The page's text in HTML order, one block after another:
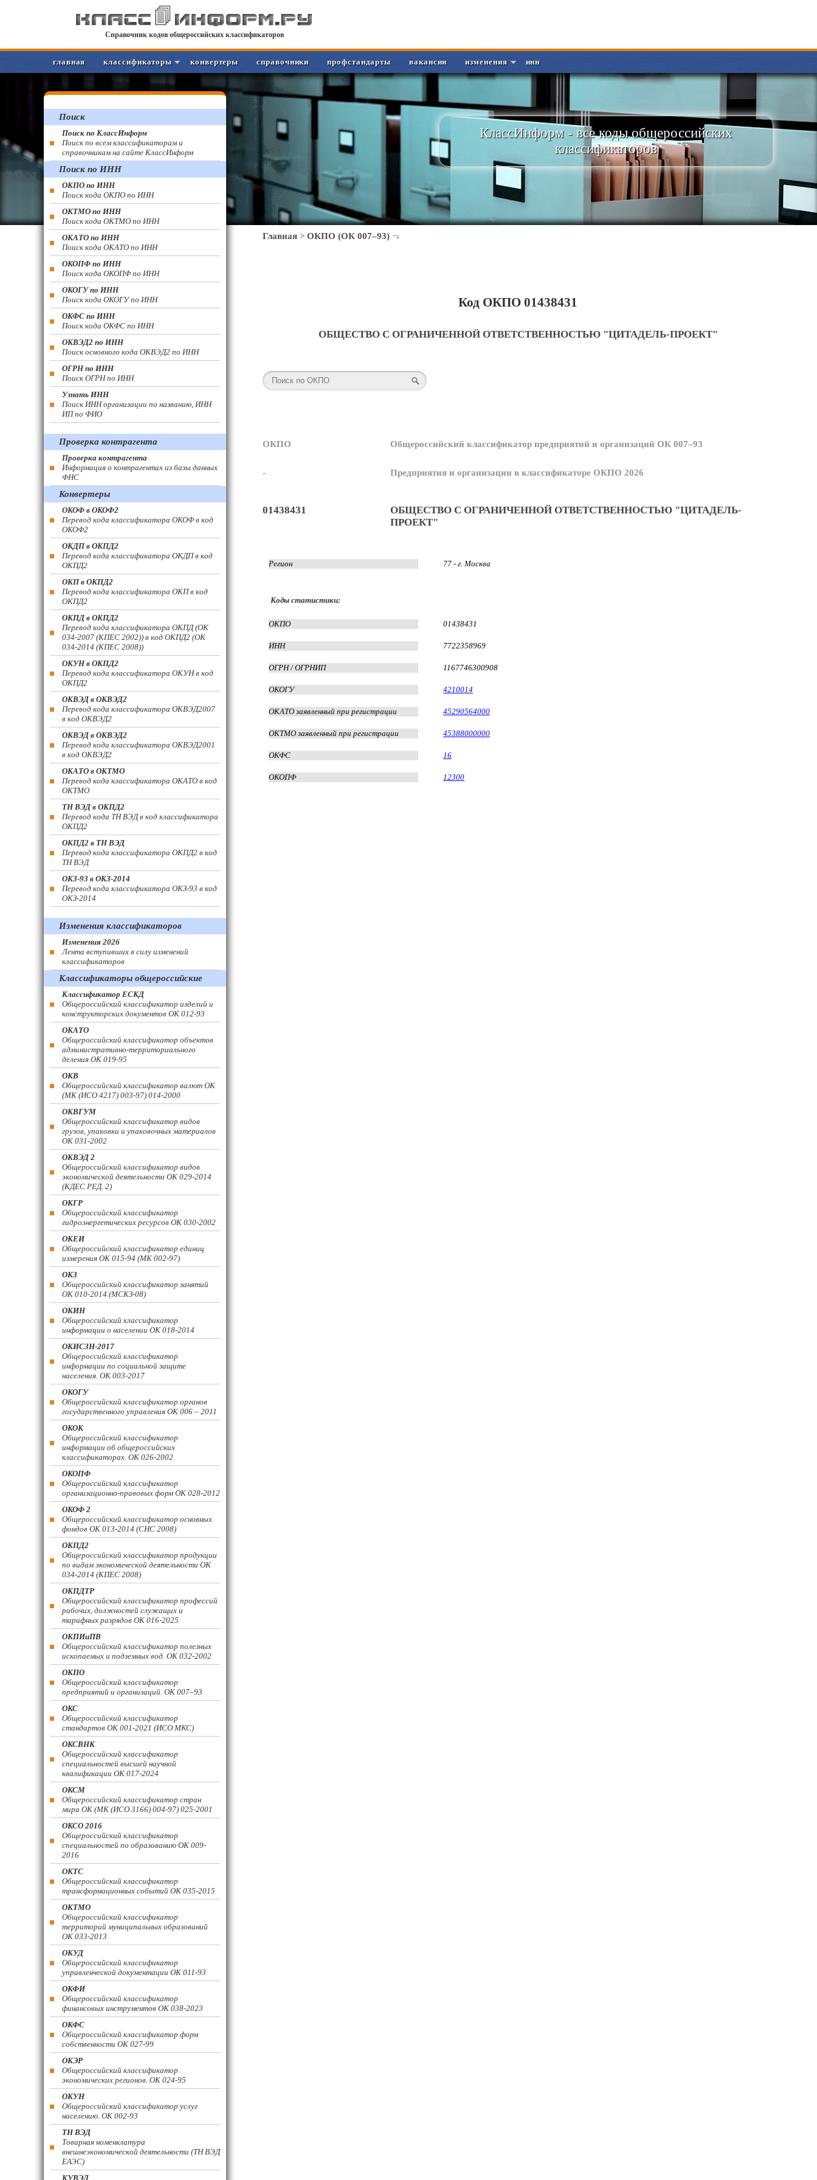
Справочник кодов общероссийских классификаторов
главная классификаторы конвертеры справочники профстандарты вакансии изменения инн
КлассИнформ - все коды общероссийских
классификаторов
Главная > ОКПО (ОК 007–93)
Код ОКПО 01438431
ОБЩЕСТВО С ОГРАНИЧЕННОЙ ОТВЕТСТВЕННОСТЬЮ "ЦИТАДЕЛЬ-ПРОЕКТ"
ОКПО Общероссийский классификатор предприятий и организаций ОК 007–93
- Предприятия и организации в классификаторе ОКПО 2026
01438431
ОБЩЕСТВО С ОГРАНИЧЕННОЙ ОТВЕТСТВЕННОСТЬЮ "ЦИТАДЕЛЬ-
ПРОЕКТ"
Регион 77 - г. Москва
Коды статистики:
ОКПО 01438431
ИНН 7722358969
ОГРН / ОГРНИП 1167746300908
ОКОГУ 4210014
ОКАТО заявленный при регистрации 45290564000
ОКТМО заявленный при регистрации 45388000000
ОКФС 16
ОКОПФ 12300
Поиск
Поиск по КлассИнформ
Поиск по всем классификаторам и
справочникам на сайте КлассИнформ
Поиск по ИНН
ОКПО по ИНН
Поиск кода ОКПО по ИНН
ОКТМО по ИНН
Поиск кода ОКТМО по ИНН
ОКАТО по ИНН
Поиск кода ОКАТО по ИНН
ОКОПФ по ИНН
Поиск кода ОКОПФ по ИНН
ОКОГУ по ИНН
Поиск кода ОКОГУ по ИНН
ОКФС по ИНН
Поиск кода ОКФС по ИНН
ОКВЭД2 по ИНН
Поиск основного кода ОКВЭД2 по ИНН
ОГРН по ИНН
Поиск ОГРН по ИНН
Узнать ИНН
Поиск ИНН организации по названию, ИНН
ИП по ФИО
Проверка контрагента
Проверка контрагента
Информация о контрагентах из базы данных
ФНС
Конвертеры
ОКОФ в ОКОФ2
Перевод кода классификатора ОКОФ в код
ОКОФ2
ОКДП в ОКПД2
Перевод кода классификатора ОКДП в код
ОКПД2
ОКП в ОКПД2
Перевод кода классификатора ОКП в код
ОКПД2
ОКПД в ОКПД2
Перевод кода классификатора ОКПД (ОК
034-2007 (КПЕС 2002)) в код ОКПД2 (ОК
034-2014 (КПЕС 2008))
ОКУН в ОКПД2
Перевод кода классификатора ОКУН в код
ОКПД2
ОКВЭД в ОКВЭД2
Перевод кода классификатора ОКВЭД2007
в код ОКВЭД2
ОКВЭД в ОКВЭД2
Перевод кода классификатора ОКВЭД2001
в код ОКВЭД2
ОКАТО в ОКТМО
Перевод кода классификатора ОКАТО в код
ОКТМО
ТН ВЭД в ОКПД2
Перевод кода ТН ВЭД в код классификатора
ОКПД2
ОКПД2 в ТН ВЭД
Перевод кода классификатора ОКПД2 в код
ТН ВЭД
ОКЗ-93 в ОКЗ-2014
Перевод кода классификатора ОКЗ-93 в код
ОКЗ-2014
Изменения классификаторов
Изменения 2026
Лента вступивших в силу изменений
классификаторов
Классификаторы общероссийские
Классификатор ЕСКД
Общероссийский классификатор изделий и
конструкторских документов ОК 012-93
ОКАТО
Общероссийский классификатор объектов
административно-территориального
деления ОК 019-95
ОКВ
Общероссийский классификатор валют ОК
(МК (ИСО 4217) 003-97) 014-2000
ОКВГУМ
Общероссийский классификатор видов
грузов, упаковки и упаковочных материалов
ОК 031-2002
ОКВЭД 2
Общероссийский классификатор видов
экономической деятельности ОК 029-2014
(КДЕС РЕД. 2)
ОКГР
Общероссийский классификатор
гидроэнергетических ресурсов ОК 030-2002
ОКЕИ
Общероссийский классификатор единиц
измерения ОК 015-94 (МК 002-97)
ОКЗ
Общероссийский классификатор занятий
ОК 010-2014 (МСКЗ-08)
ОКИН
Общероссийский классификатор
информации о населении ОК 018-2014
ОКИСЗН-2017
Общероссийский классификатор
информации по социальной защите
населения. ОК 003-2017
ОКОГУ
Общероссийский классификатор органов
государственного управления ОК 006 – 2011
ОКОК
Общероссийский классификатор
информации об общероссийских
классификаторах. ОК 026-2002
ОКОПФ
Общероссийский классификатор
организационно-правовых форм ОК 028-2012
ОКОФ 2
Общероссийский классификатор основных
фондов ОК 013-2014 (СНС 2008)
ОКПД2
Общероссийский классификатор продукции
по видам экономической деятельности ОК
034-2014 (КПЕС 2008)
ОКПДТР
Общероссийский классификатор профессий
рабочих, должностей служащих и
тарифных разрядов ОК 016-2025
ОКПИиПВ
Общероссийский классификатор полезных
ископаемых и подземных вод. ОК 032-2002
ОКПО
Общероссийский классификатор
предприятий и организаций. ОК 007–93
ОКС
Общероссийский классификатор
стандартов ОК 001-2021 (ИСО МКС)
ОКСВНК
Общероссийский классификатор
специальностей высшей научной
квалификации ОК 017-2024
ОКСМ
Общероссийский классификатор стран
мира ОК (МК (ИСО 3166) 004-97) 025-2001
ОКСО 2016
Общероссийский классификатор
специальностей по образованию ОК 009-
2016
ОКТС
Общероссийский классификатор
трансформационных событий ОК 035-2015
ОКТМО
Общероссийский классификатор
территорий муниципальных образований
ОК 033-2013
ОКУД
Общероссийский классификатор
управленческой документации ОК 011-93
ОКФИ
Общероссийский классификатор
финансовых инструментов OK 038-2023
ОКФС
Общероссийский классификатор форм
собственности ОК 027-99
ОКЭР
Общероссийский классификатор
экономических регионов. ОК 024-95
ОКУН
Общероссийский классификатор услуг
населению. ОК 002-93
ТН ВЭД
Товарная номенклатура
внешнеэкономической деятельности (ТН ВЭД
ЕАЭС)
КУВЭД